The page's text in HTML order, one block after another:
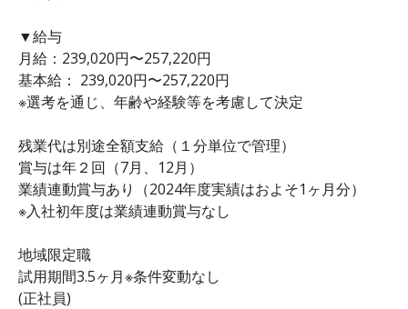
▼給与
月給：239,020円〜257,220円
基本給： 239,020円〜257,220円
※選考を通じ、年齢や経験等を考慮して決定
残業代は別途全額支給（１分単位で管理）
賞与は年２回（7月、12月）
業績連動賞与あり（2024年度実績はおよそ1ヶ月分）
※入社初年度は業績連動賞与なし
地域限定職
試用期間3.5ヶ月※条件変動なし
(正社員)